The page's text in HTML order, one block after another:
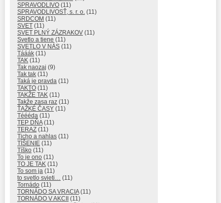
SPRAVODLIVO (11)
SPRAVODLIVOSŤ, s. r. o. (11)
SRDCOM (11)
SVET (11)
SVET PLNÝ ZÁZRAKOV (11)
Svetlo a tiene (11)
SVETLO V NÁS (11)
Tááák (11)
TAK (11)
Tak naozaj (9)
Tak tak (11)
Taká je pravda (11)
TAKTO (11)
TAKŽE TAK (11)
Takže zasa raz (11)
ŤAŽKÉ ČASY (11)
Téééda (11)
TEP DŇA(11)
TERAZ (11)
Ticho a nahlas (11)
TÍŠENIE (11)
Tíško (11)
To je ono (11)
TO JE TAK (11)
To som ja (11)
to svetlo svieti… (11)
Tornádo (11)
TORNÁDO SA VRACIA(11)
TORNÁDO V AKCII
(11)